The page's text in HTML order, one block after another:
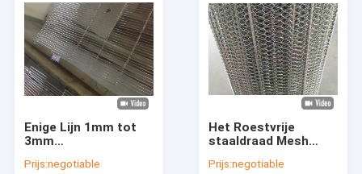
Enige Lijn 1mm tot
3mm
voor de Riem van de
Prijs:negotiable
Het Roestvrije
staaldraad Mesh
tot 3m van het
Prijs:negotiable